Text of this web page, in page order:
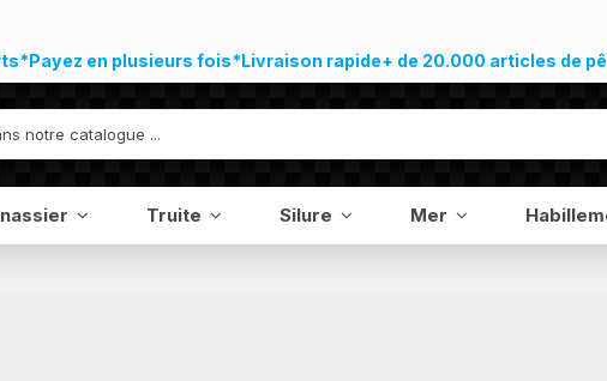
Payez en plusieurs fois*Livraison rapide+ de 20.000 articles de
Truite Silure Mer